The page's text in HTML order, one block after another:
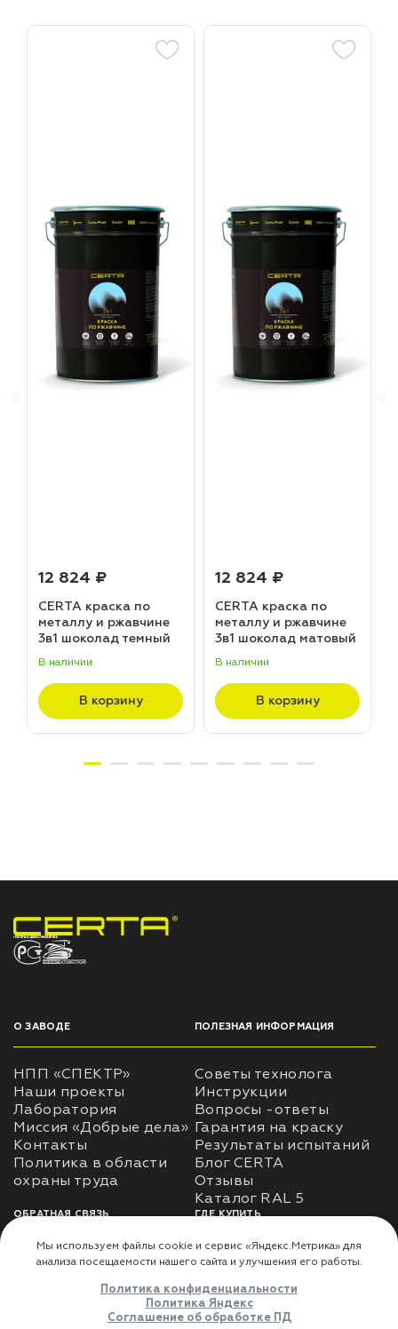
12 824 ₽
CERTA краска по
металлу и ржавчине
3в1 шоколад темный
(20,0кг)
В наличии
В корзину
12 824 ₽
CERTA краска по
металлу и ржавчине
3в1 шоколад матовый
В наличии
В корзину
НПП «СПЕКТР» ЗАВОД ЛАКОКРАСОЧНЫХ МАТЕРИАЛОВ
О ЗАВОДЕ
НПП «СПЕКТР»
Наши проекты
Лаборатория
Миссия «Добрые дела»
Контакты
Политика в области
ПОЛЕЗНАЯ ИНФОРМАЦИЯ
Советы технолога
Инструкции
Вопросы -ответы
Гарантия на краску
Результаты испытаний
Блог CERTA
Отзывы
Каталог RAL 5
ОБРАТНАЯ СВЯЗЬ
Использование
использования личных
ГДЕ КУПИТЬ
Доставка
Где купить